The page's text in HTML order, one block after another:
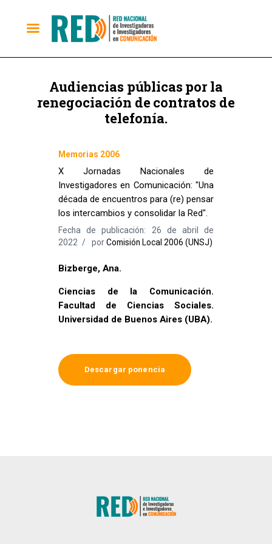
Audiencias públicas por la
renegociación de contratos de
telefonía.
Memorias 2006
X Jornadas Nacionales de
Investigadores en Comunicación: "Una
década de encuentros para (re) pensar
los intercambios y consolidar la Red".
Fecha de publicación: 26 de abril de
2022
porComisión Local 2006 (UNSJ)
Bizberge, Ana.
Ciencias de la Comunicación.
Facultad de Ciencias Sociales.
Universidad de Buenos Aires (UBA).
Descargar ponencia